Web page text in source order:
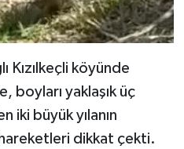
Kızılkeçli köyünde
boyları yaklaşık üç
iki büyük yılanın
dikkat çekti.